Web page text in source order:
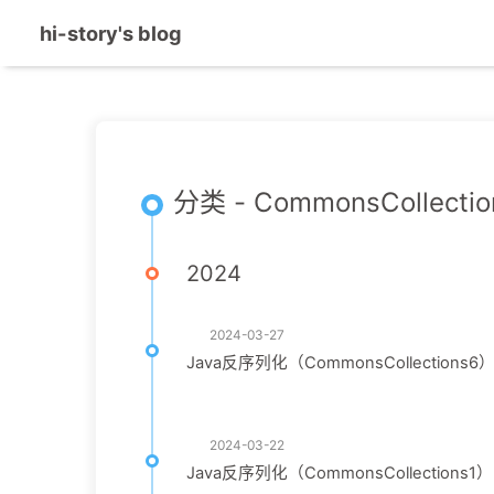
hi-story's blog
分类 -
2024
2024-03-27
Java反序列化（CommonsCollections6）
2024-03-22
Java反序列化（CommonsCollections1）